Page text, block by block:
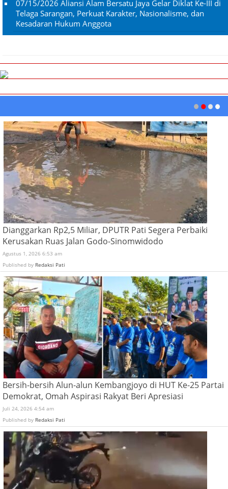
07/15/2026 Aliansi Alam Bersatu Jaya Gelar Diklat Ke-III di
Telaga Sarangan, Perkuat Karakter, Nasionalisme, dan
Kesadaran Hukum Anggota
Dianggarkan Rp2,5 Miliar, DPUTR Pati Segera Perbaiki
Kerusakan Ruas Jalan Godo-Sinomwidodo
Agustus 1, 2026 6:53 am
Published by Redaksi Pati
Bersih-bersih Alun-alun Kembangjoyo di HUT Ke-25 Partai
Demokrat, Omah Aspirasi Rakyat Beri Apresiasi
Juli 24, 2026 4:54 am
Published by Redaksi Pati